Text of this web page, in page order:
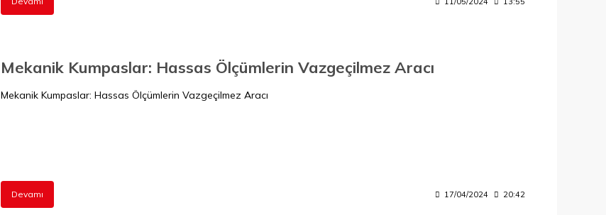
Mekanik Kumpaslar: Hassas Ölçümlerin Vazgeçilmez Aracı
Mekanik Kumpaslar: Hassas Ölçümlerin Vazgeçilmez Aracı
Devamı 17/04/2024 20:42